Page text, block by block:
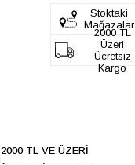
Stoktaki
Mağazalar
2000 TL
Üzeri
Ücretsiz
Kargo
2000 TL VE ÜZERİ